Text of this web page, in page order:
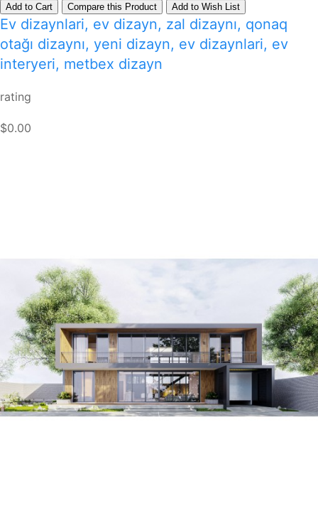
Add to Cart Compare this Product Add to Wish List
Ev dizaynlari, ev dizayn, zal dizaynı, qonaq
otağı dizaynı, yeni dizayn, ev dizaynlari, ev
interyeri, metbex dizayn
rating
$0.00